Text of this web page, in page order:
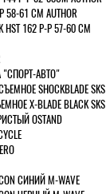
58-61 СМ AUTHOR
162 Р-Р 57-60 СМ
АВТО"
SHOCKBLADE SKS
X-BLADE BLACK SKS
OSTAND
СИНИЙ M-WAVE